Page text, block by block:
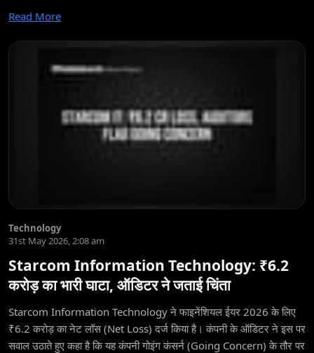
Read More
Technology
31st May 2026, 2:08 am
Starcom Information Technology: ₹6.2
करोड़ का भारी घाटा, ऑडिटर ने जताई चिंता
Starcom Information Technology ने फाइनेंशियल ईयर 2026 के लिए
₹6.2 करोड़ का नेट लॉस (Net Loss) दर्ज किया है। कंपनी के ऑडिटर ने इस पर
सवाल उठाते हुए कहा है कि यह कंपनी गोइंग कंसर्न (Going Concern) के तौर पर